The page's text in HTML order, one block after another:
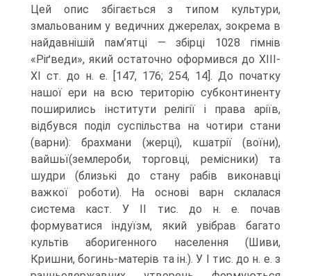
Цей опис збігається з типом культури,
змальованим у ведичних джере­лах, зокрема в
найдавнішій пам’ятці — збірці 1028 гімнів
«Ріґведи», який остаточ­но оформився до ХІІІ-
ХІ ст. до н. е. [147, 176; 254, 14]. До початку
нашої ери на всю територію субконтиненту
поширились інститути релігії і права аріїв,
відбув­ся поділ суспільства на чотири стани
(варни): брахмани (жерці), кшатрії (воїни),
вайшьї(землероби, торговці, ремісники) та
шудри (близькі до стану рабів виконав­ці
важкої роботи). На основі варн склалася
система каст. У II тис. до н. е. почав
формуватися індуїзм, який увібрав багато
культів аборигенного населення (Шиви,
Кришни, богинь-матерів та ін.). У I тис. до н. е. з